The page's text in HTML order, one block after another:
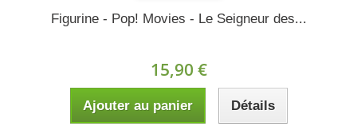
Figurine - Pop! Movies - Le Seigneur des...
15,90 €
Ajouter au panier Détails